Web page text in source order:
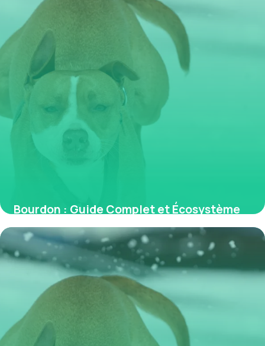
Bourdon : Guide Complet et Écosystème
2026
1 juin 2026